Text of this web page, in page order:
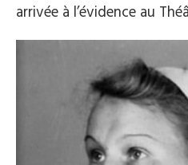
arrivée à l’évidence au